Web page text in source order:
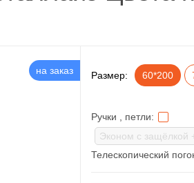
на заказ Размер: 60*200
Ручки , петли:
Телескопический